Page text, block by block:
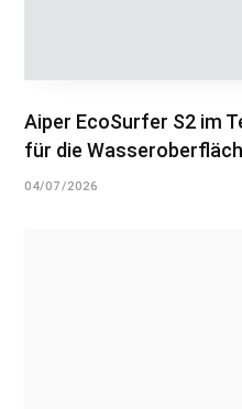
Aiper EcoSurfer S2 im
für die
04/07/2026